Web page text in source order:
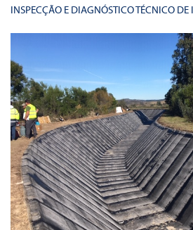
INSPECÇÃO E DIAGNÓSTICO TÉCNICO DE